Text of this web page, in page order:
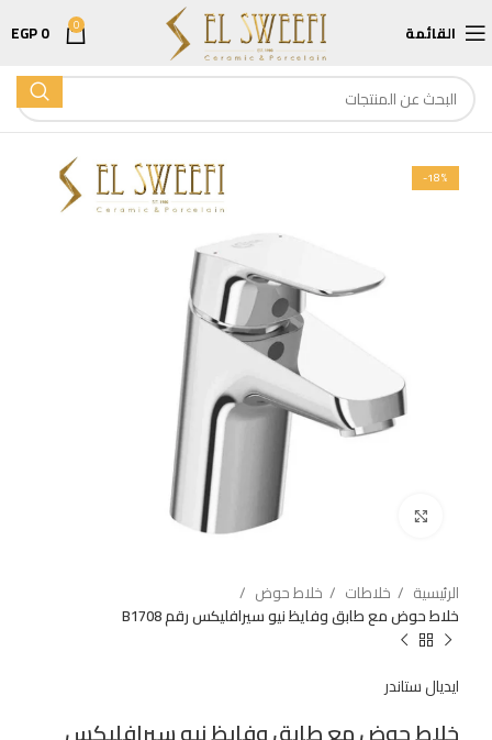
القائمة 0
EGP0
-18%
الرئيسية خلاطات
خلاط حوض
خلاط حوض مع طابق وفايظ نيو سيرافليكس رقم B1708
ايديال ستاندر